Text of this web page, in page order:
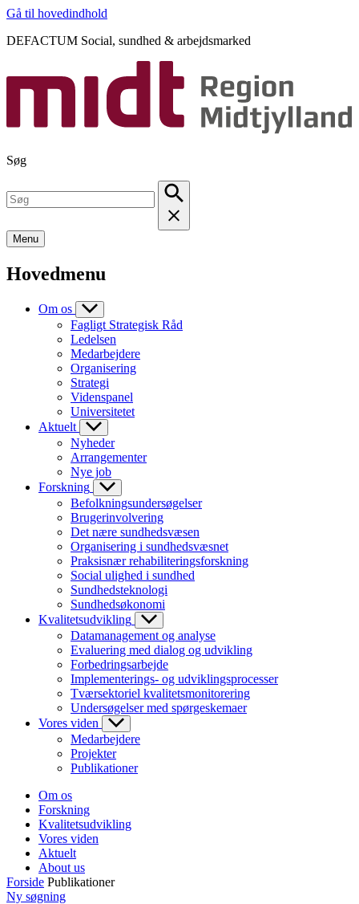
Gå til hovedindhold
DEFACTUM Social, sundhed & arbejdsmarked
Søg
Menu
Hovedmenu
Om os
Fagligt Strategisk Råd
Ledelsen
Medarbejdere
Organisering
Strategi
Videnspanel
Universitetet
Aktuelt
Nyheder
Arrangementer
Nye job
Forskning
Befolkningsundersøgelser
Brugerinvolvering
Det nære sundhedsvæsen
Organisering i sundhedsvæsnet
Praksisnær rehabiliteringsforskning
Social ulighed i sundhed
Sundhedsteknologi
Sundhedsøkonomi
Kvalitetsudvikling
Datamanagement og analyse
Evaluering med dialog og udvikling
Forbedringsarbejde
Implementerings- og udviklingsprocesser
Tværsektoriel kvalitetsmonitorering
Undersøgelser med spørgeskemaer
Vores viden
Medarbejdere
Projekter
Publikationer
Om os
Forskning
Kvalitetsudvikling
Vores viden
Aktuelt
About us
Forside Publikationer
Ny søgning